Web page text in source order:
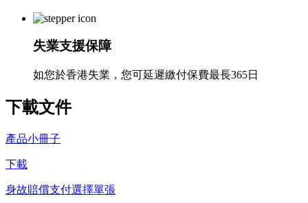
失業支援保障
如您於香港失業，您可延遲繳付保費最長365日
下載文件
產品小冊子
下載
身故賠償支付選擇單張